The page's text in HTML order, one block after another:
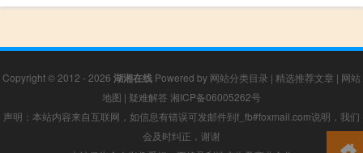
Copyright © 2012 - 2026 湖湘在线 Powered by 网站分类目录 | 精选推荐文章 | 网站
地图 | 疑难解答 湘ICP备06005262号
声明：本站内容来自互联网，如信息有错误可发邮件到f_fb#foxmail.com说明，我们
会及时纠正，谢谢